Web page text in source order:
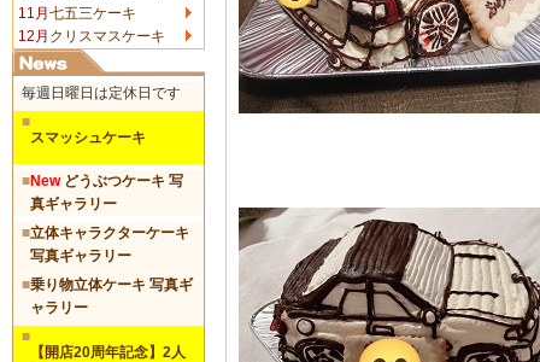
11月 七五三ケーキ
12月 クリスマスケーキ
毎週日曜日は定休日です
■
スマッシュケーキ
■Newどうぶつケーキ 写
真ギャラリー
■立体キャラクターケーキ
写真ギャラリー
■乗り物立体ケーキ 写真ギ
ャラリー
■
【開店20周年記念】2人